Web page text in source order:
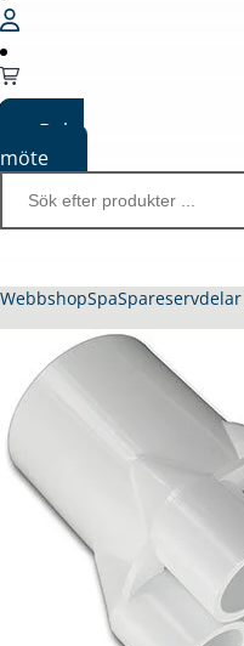
Boka
möte
WebbshopSpa